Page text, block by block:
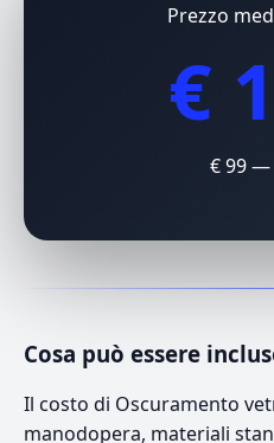
Prezzo
€
€ 99 —
Cosa può essere
Il costo di Oscuramento
manodopera, materiali